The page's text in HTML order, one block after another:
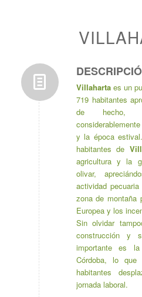
Villahartaes un
719 habitantes
de hecho,
y la época
habitantes de
agricultura y la
olivar,
actividad
zona de montaña
Europea y los
Sin olvidar
construcción y
importante es
Córdoba, lo
habitantes
jornada laboral.